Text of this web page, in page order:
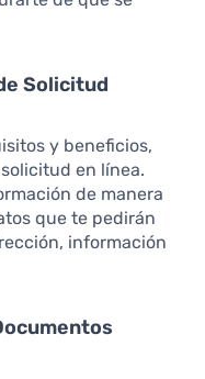
Solicitud
y beneficios,
en línea.
de manera
que te pedirán
información